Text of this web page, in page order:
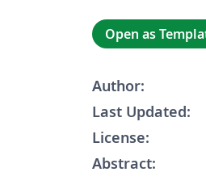
Open as
Author:
Last Updated:
License:
Abstract: